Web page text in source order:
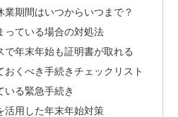
業期間はいつからいつまで？
っている場合の対処法
で年末年始も証明書が取れる
おくべき手続きチェックリスト
いる緊急手続き
活用した年末年始対策